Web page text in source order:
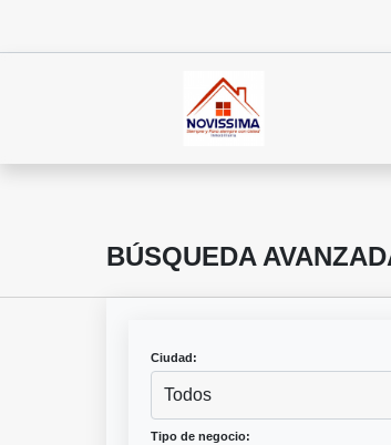
BÚSQUEDA
Ciudad:
Todos
Tipo de negocio: